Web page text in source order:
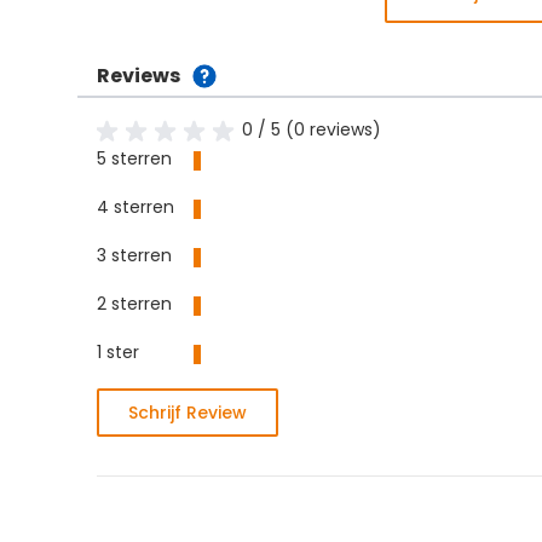
Reviews
0 / 5 (0 reviews)
5 sterren
4 sterren
3 sterren
2 sterren
1 ster
Schrijf Review